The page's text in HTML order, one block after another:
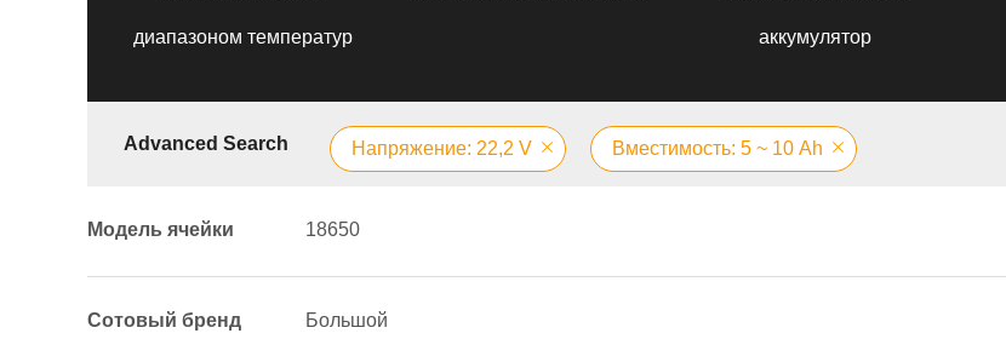
диапазоном температур аккумулятор
Advanced Search Напряжение: 22,2 V Вместимость: 5 ~ 10 Аh
Модель ячейки 18650
Сотовый бренд Большой